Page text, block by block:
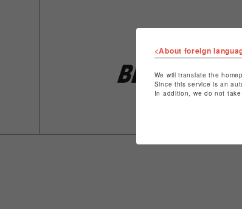
<About foreign
We will translate the
Since this service is an
In addition, we do not